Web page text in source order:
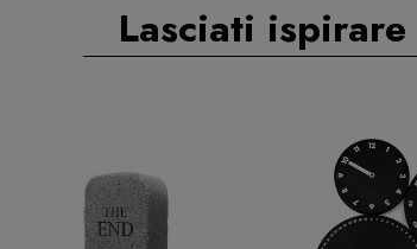
Lasciati ispirare